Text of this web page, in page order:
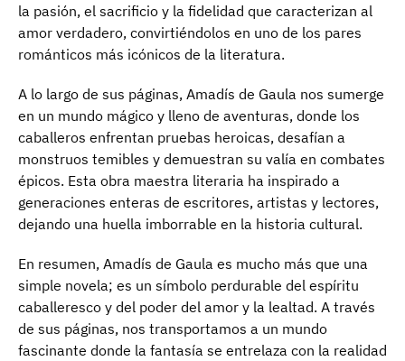
la pasión, el sacrificio y la fidelidad que caracterizan al
amor verdadero, convirtiéndolos en uno de los pares
románticos más icónicos de la literatura.
A lo largo de sus páginas, Amadís de Gaula nos sumerge
en un mundo mágico y lleno de aventuras, donde los
caballeros enfrentan pruebas heroicas, desafían a
monstruos temibles y demuestran su valía en combates
épicos. Esta obra maestra literaria ha inspirado a
generaciones enteras de escritores, artistas y lectores,
dejando una huella imborrable en la historia cultural.
En resumen, Amadís de Gaula es mucho más que una
simple novela; es un símbolo perdurable del espíritu
caballeresco y del poder del amor y la lealtad. A través
de sus páginas, nos transportamos a un mundo
fascinante donde la fantasía se entrelaza con la realidad